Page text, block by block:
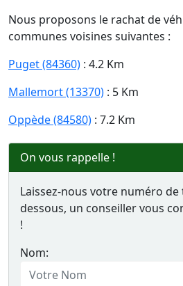
Nous proposons le rachat de
communes voisines suivantes :
Puget (84360) : 4.2 Km
Mallemort (13370) : 5 Km
Oppède (84580) : 7.2 Km
On vous rappelle !
Laissez-nous votre numéro
dessous, un conseiller vous
!
Nom: